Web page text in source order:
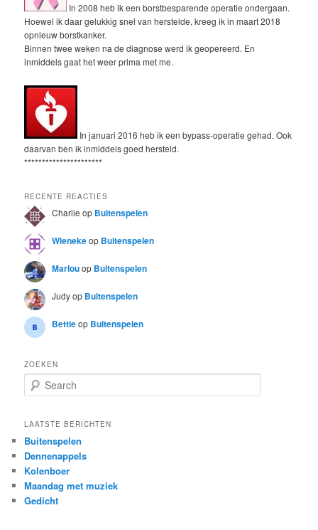
In 2008 heb ik een borstbesparende operatie ondergaan.
Hoewel ik daar gelukkig snel van herstelde, kreeg ik in maart 2018
opnieuw borstkanker.
Binnen twee weken na de diagnose werd ik geopereerd. En
inmiddels gaat het weer prima met me.
In januari 2016 heb ik een bypass-operatie gehad. Ook
daarvan ben ik inmiddels goed hersteld.
**********************
RECENTE REACTIES
Charlie op Buitenspelen
Wienekeop Buitenspelen
Marlouop Buitenspelen
Judyop Buitenspelen
Bettieop Buitenspelen
ZOEKEN
e
r
h
LAATSTE BERICHTEN
Buitenspelen
Dennenappels
Kolenboer
Maandag met muziek
Gedicht